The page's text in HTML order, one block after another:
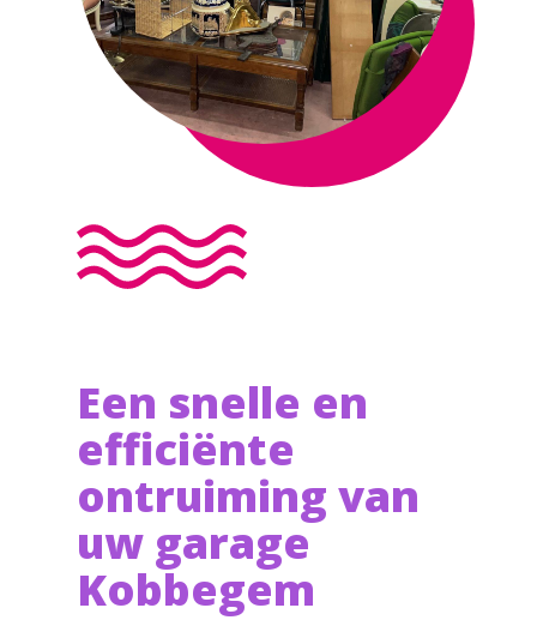
Een snelle en
efficiënte
ontruiming van
uw garage
Kobbegem